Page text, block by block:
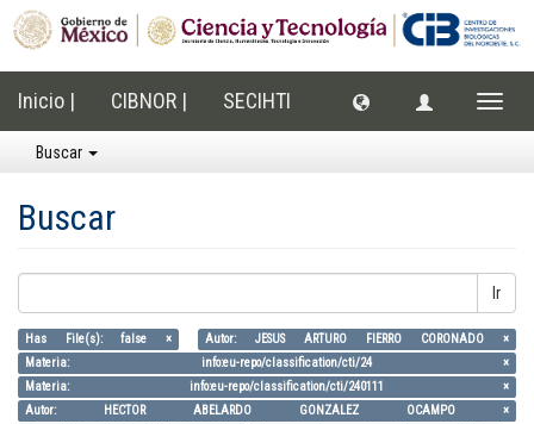
Inicio | CIBNOR | SECIHTI
Buscar
Buscar
Ir
Has File(s): false ×
Autor: JESUS ARTURO FIERRO CORONADO ×
Materia: info:eu-repo/classification/cti/24 ×
Materia: info:eu-repo/classification/cti/240111 ×
Autor: HECTOR ABELARDO GONZALEZ OCAMPO ×